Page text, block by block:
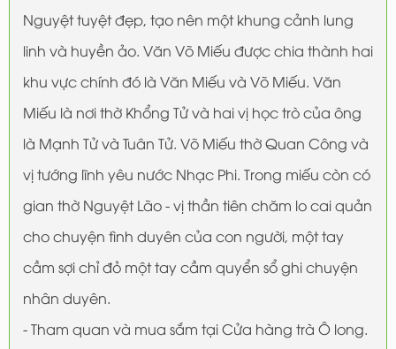
Nguyệt tuyệt đẹp, tạo nên một khung cảnh lung
linh và huyền ảo. Văn Võ Miếu được chia thành hai
khu vực chính đó là Văn Miếu và Võ Miếu. Văn
Miếu là nơi thờ Khổng Tử và hai vị học trò của ông
là Mạnh Tử và Tuân Tử. Võ Miếu thờ Quan Công và
vị tướng lĩnh yêu nước Nhạc Phi. Trong miếu còn có
gian thờ Nguyệt Lão - vị thần tiên chăm lo cai quản
cho chuyện tình duyên của con người, một tay
cầm sợi chỉ đỏ một tay cầm quyển sổ ghi chuyện
nhân duyên.
- Tham quan và mua sắm tại Cửa hàng trà Ô long.